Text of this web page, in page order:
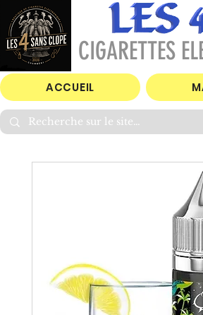
CIGARETTES
ACCUEIL